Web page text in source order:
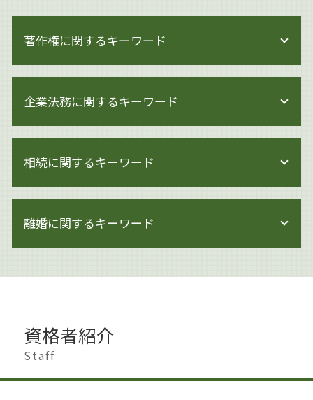
著作権に関するキーワード
著作権 訴訟
著作権 期間
著作権 対象
著作権
著作権とは 文化庁
著作権とは イラスト
著作権とは 画像
著作権とは 写真
著作権 著作物
著作権侵害にならない
著作権 訴えられなければ
企業法務に関するキーワード
企業法務 倒産法
就業規則 不利益変更
企業法務 改正
企業法務 会社法
企業法務 会社
モンスター社員 解雇
企業法務 雇用問題
企業法務 知財
相続に関するキーワード
遺産分割 相手方 認知症
相続 生前対策 預金
相続 節税
相続 手続き
相続 申告不要
相続 せずに解体
離婚に関するキーワード
離婚 男 不利
離婚 慰謝料 払わない
資格者紹介
Staff